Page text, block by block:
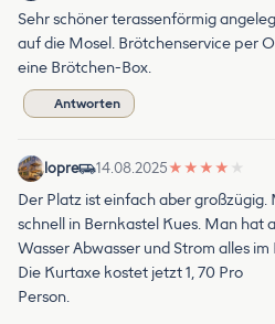
Sehr schöner terassenförmig
auf die Mosel. Brötchenservice per
eine Brötchen-Box.
Antworten
lopre 14.08.2025★ ★ ★ ★ ★
Der Platz ist einfach aber großzügig.
schnell in Bernkastel Kues. Man hat
Wasser Abwasser und Strom alles
Die Kurtaxe kostet jetzt 1, 70 Pro
Person.